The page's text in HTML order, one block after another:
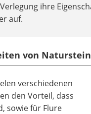
ihre
auf.
von
verschiedenen
den Vorteil, dass
sowie für Flure